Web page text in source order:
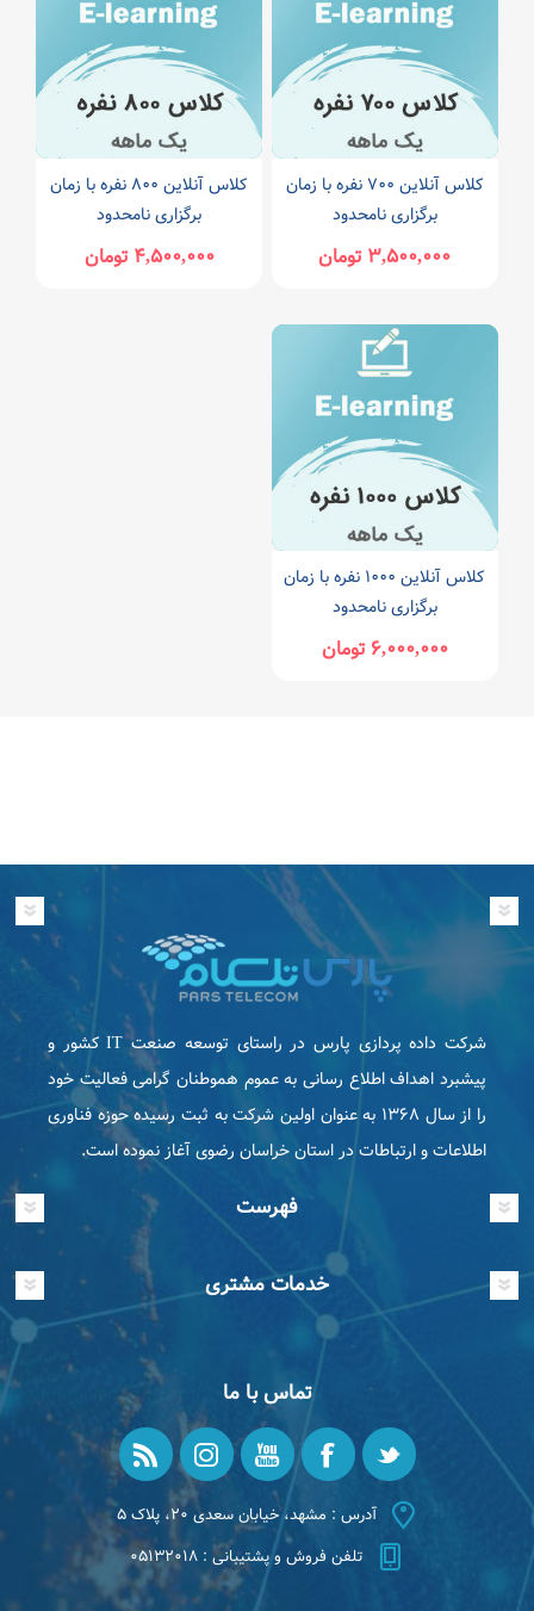
کلاس آنلاین ۷۰۰ نفره با زمان
برگزاری نامحدود
۳,۵۰۰,۰۰۰ تومان
کلاس آنلاین ۸۰۰ نفره با زمان
برگزاری نامحدود
۴,۵۰۰,۰۰۰ تومان
کلاس آنلاین ۱۰۰۰ نفره با زمان
برگزاری نامحدود
۶,۰۰۰,۰۰۰ تومان
شرکت داده پردازی پارس در راستای توسعه صنعت IT كشور و
پیشبرد اهداف اطلاع رسانی به عموم هموطنان گرامی فعاليت خود
را از سال ۱۳۶۸ به عنوان اولین شرکت به ثبت رسیده حوزه فناوری
اطلاعات و ارتباطات در استان خراسان رضوی آغاز نموده است.
فهرست
خدمات مشتری
تماس با ما
آدرس : مشهد، خیابان سعدی ۲۰، پلاک ۵
تلفن فروش و پشتیبانی : ۰۵۱۳۲۰۱۸